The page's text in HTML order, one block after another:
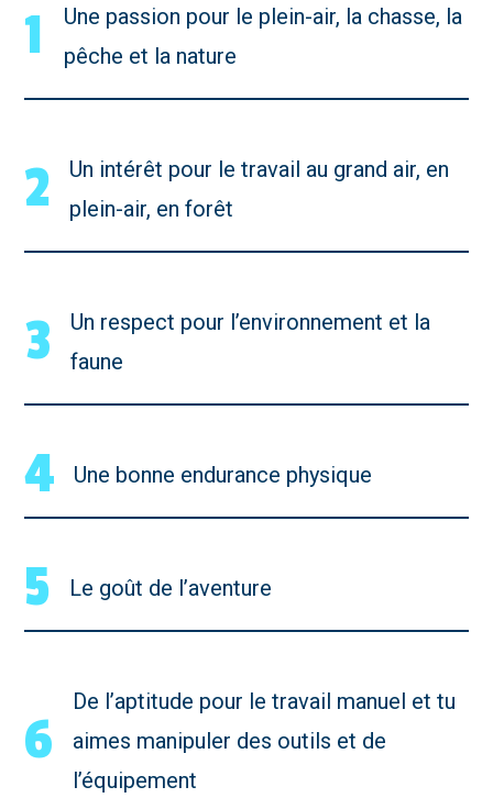
1
Une passion pour le plein-air, la chasse, la
pêche et la nature
2
Un intérêt pour le travail au grand air, en
plein-air, en forêt
3
Un respect pour l’environnement et la
faune
4 Une bonne endurance physique
5 Le goût de l’aventure
6
De l’aptitude pour le travail manuel et tu
aimes manipuler des outils et de
l’équipement